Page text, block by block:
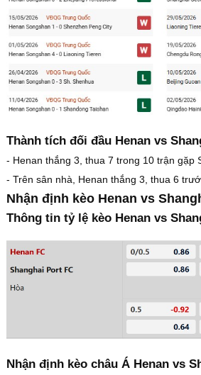
Thành tích đối đầu Henan vs
- Henan thắng 3, thua 7 trong 10 trận gặp
- Trên sân nhà, Henan thắng 3, thua 6
Nhận định kèo Henan vs
Thông tin tỷ lệ kèo Henan vs
Nhận định kèo châu Á Henan vs